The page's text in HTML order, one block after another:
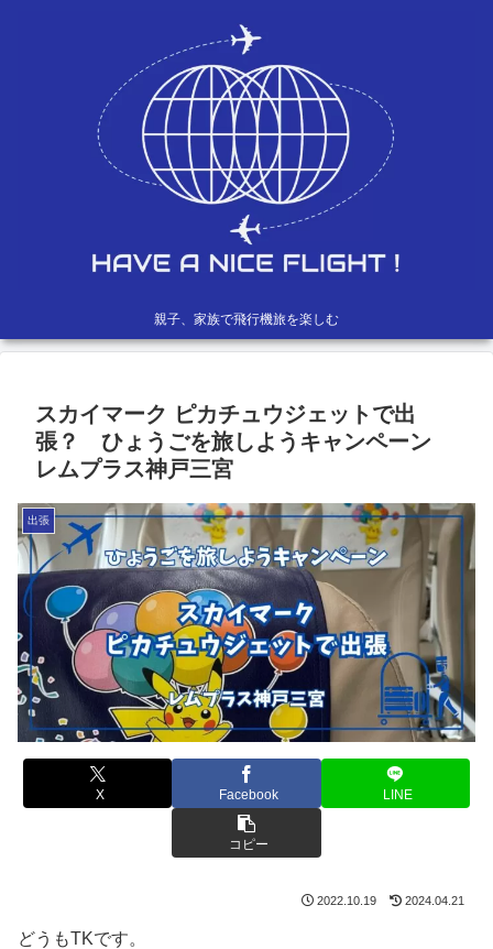
親子、家族で飛行機旅を楽しむ
スカイマーク ピカチュウジェットで出
張？ ひょうごを旅しようキャンペーン
レムプラス神戸三宮
出張
X Facebook LINE
コピー
2022.10.19 2024.04.21
どうもTKです。